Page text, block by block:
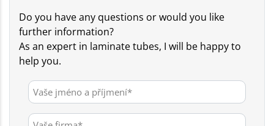
Do you have any questions or would you like
further information?
As an expert in laminate tubes, I will be happy to
help you.